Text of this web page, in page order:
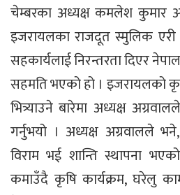
चेम्बरका अध्यक्ष कमलेश कुमार
इजरायलका राजदूत स्मुलिक
सहकार्यलाई निरन्तरता दिएर
सहमति भएको हो । इजरायलको
भित्र्याउने बारेमा अध्यक्ष
गर्नुभयो । अध्यक्ष अग्रवालले
विराम भई शान्ति स्थापना
कमाउँदै कृषि कार्यक्रम, घरेलु